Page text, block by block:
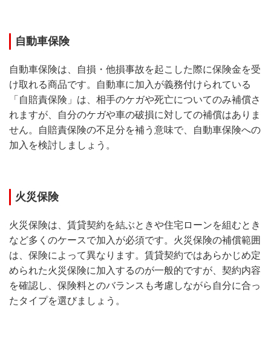
自動車保険
自動車保険は、自損・他損事故を起こした際に保険金を受
け取れる商品です。自動車に加入が義務付けられている
「自賠責保険」は、相手のケガや死亡についてのみ補償さ
れますが、自分のケガや車の破損に対しての補償はありま
せん。自賠責保険の不足分を補う意味で、自動車保険への
加入を検討しましょう。
火災保険
火災保険は、賃貸契約を結ぶときや住宅ローンを組むとき
など多くのケースで加入が必須です。火災保険の補償範囲
は、保険によって異なります。賃貸契約ではあらかじめ定
められた火災保険に加入するのが一般的ですが、契約内容
を確認し、保険料とのバランスも考慮しながら自分に合っ
たタイプを選びましょう。